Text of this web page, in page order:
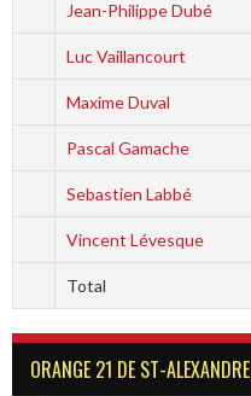
Jean-Philippe Dubé
Luc Vaillancourt
Maxime Duval
Pascal Gamache
Sebastien Labbé
Vincent Lévesque
Total
ORANGE 21 DE ST-ALEXANDRE